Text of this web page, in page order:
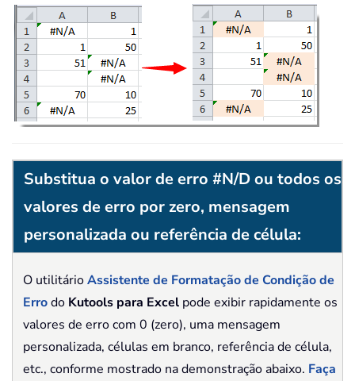
Substitua o valor de erro #N/D ou todos os
valores de erro por zero, mensagem
personalizada ou referência de célula:
O utilitárioAssistente de Formatação de Condição de
Errodo Kutools para Excel pode exibir rapidamente os
valores de erro com 0 (zero), uma mensagem
personalizada, células em branco, referência de célula,
etc., conforme mostrado na demonstração abaixo. Faça